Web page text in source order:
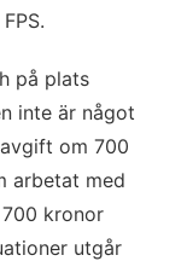
på plats
inte är något
om 700
arbetat med
kronor
utgår